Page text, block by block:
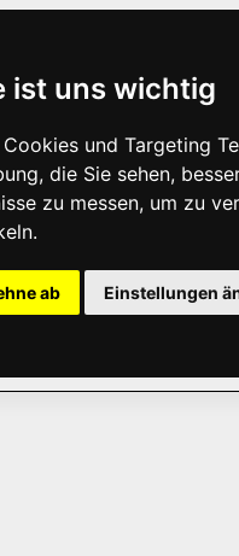
ist uns wichtig
und Targeting
die Sie sehen,
zu messen, um zu
ab Einstellungen